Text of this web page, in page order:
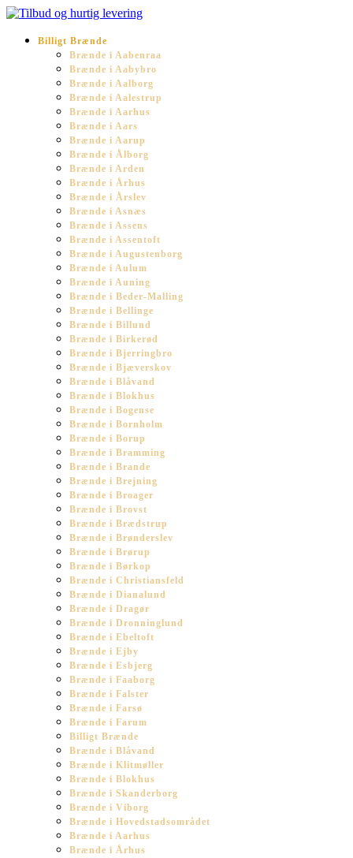
Billigt Brænde
Brænde i Aabenraa
Brænde i Aabybro
Brænde i Aalborg
Brænde i Aalestrup
Brænde i Aarhus
Brænde i Aars
Brænde i Aarup
Brænde i Ålborg
Brænde i Arden
Brænde i Århus
Brænde i Årslev
Brænde i Asnæs
Brænde i Assens
Brænde i Assentoft
Brænde i Augustenborg
Brænde i Aulum
Brænde i Auning
Brænde i Beder-Malling
Brænde i Bellinge
Brænde i Billund
Brænde i Birkerød
Brænde i Bjerringbro
Brænde i Bjæverskov
Brænde i Blåvand
Brænde i Blokhus
Brænde i Bogense
Brænde i Bornholm
Brænde i Borup
Brænde i Bramming
Brænde i Brande
Brænde i Brejning
Brænde i Broager
Brænde i Brovst
Brænde i Brædstrup
Brænde i Brønderslev
Brænde i Brørup
Brænde i Børkop
Brænde i Christiansfeld
Brænde i Dianalund
Brænde i Dragør
Brænde i Dronninglund
Brænde i Ebeltoft
Brænde i Ejby
Brænde i Esbjerg
Brænde i Faaborg
Brænde i Falster
Brænde i Farsø
Brænde i Farum
Billigt Brænde
Brænde i Blåvand
Brænde i Klitmøller
Brænde i Blokhus
Brænde i Skanderborg
Brænde i Viborg
Brænde i Hovedstadsområdet
Brænde i Aarhus
Brænde i Århus